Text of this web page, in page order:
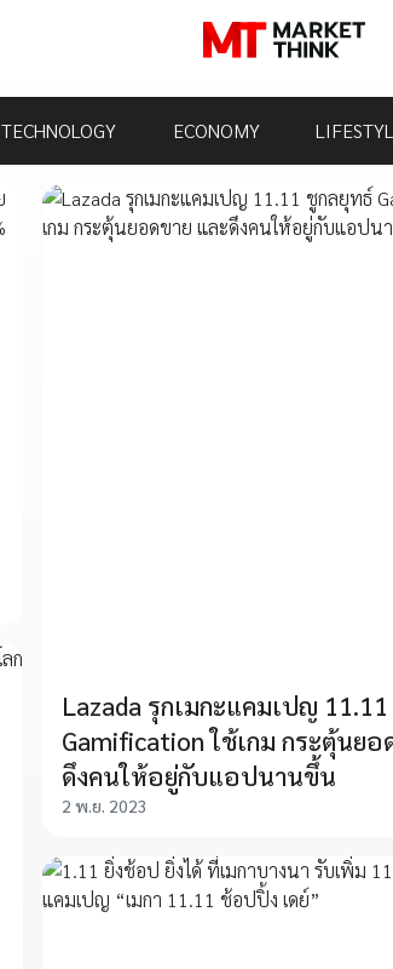
TECHNOLOGY ECONOMY
Lazada รุกเมกะแคมเปญ
Gamification ใช้เกม กระตุ้นยอ
ดึงคนให้อยู่กับแอปนานขึ้น
2 พ.ย. 2023